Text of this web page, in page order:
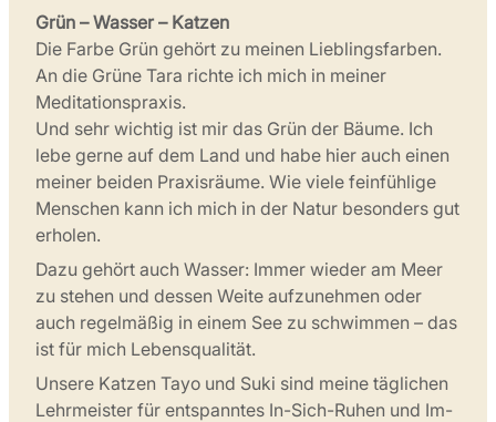
Grün – Wasser – Katzen
Die Farbe Grün gehört zu meinen Lieblingsfarben.
An die Grüne Tara richte ich mich in meiner
Meditationspraxis.
Und sehr wichtig ist mir das Grün der Bäume. Ich
lebe gerne auf dem Land und habe hier auch einen
meiner beiden Praxisräume. Wie viele feinfühlige
Menschen kann ich mich in der Natur besonders gut
erholen.
Dazu gehört auch Wasser: Immer wieder am Meer
zu stehen und dessen Weite aufzunehmen oder
auch regelmäßig in einem See zu schwimmen – das
ist für mich Lebensqualität.
Unsere Katzen Tayo und Suki sind meine täglichen
Lehrmeister für entspanntes In-Sich-Ruhen und Im-